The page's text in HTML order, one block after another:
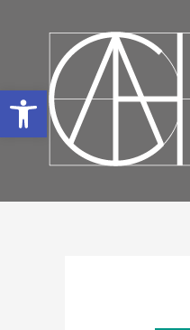
Abrir barra de herramientas